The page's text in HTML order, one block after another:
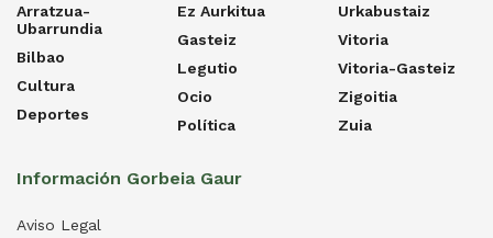
Arratzua-
Ubarrundia
Bilbao
Cultura
Deportes
Ez Aurkitua
Gasteiz
Legutio
Ocio
Política
Urkabustaiz
Vitoria
Vitoria-Gasteiz
Zigoitia
Zuia
Información Gorbeia Gaur
Aviso Legal